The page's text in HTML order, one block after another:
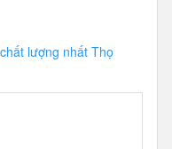
lượng nhất Thọ